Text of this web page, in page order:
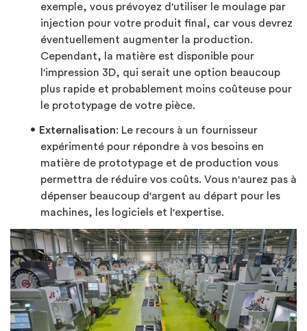
exemple, vous prévoyez d'utiliser le moulage par
injection pour votre produit final, car vous devrez
éventuellement augmenter la production.
Cependant, la matière est disponible pour
l'impression 3D, qui serait une option beaucoup
plus rapide et probablement moins coûteuse pour
le prototypage de votre pièce.
Externalisation: Le recours à un fournisseur
expérimenté pour répondre à vos besoins en
matière de prototypage et de production vous
permettra de réduire vos coûts. Vous n'aurez pas à
dépenser beaucoup d'argent au départ pour les
machines, les logiciels et l'expertise.